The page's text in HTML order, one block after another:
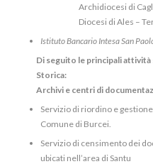
Archidiocesi di
Diocesi di Ales –
Istituto Bancario Intesa San
Di seguito le principali
Storica:
Archivi e centri di
Servizio di riordino e
Comune di Burcei.
Servizio di censimento dei
ubicati nell’area di Santu